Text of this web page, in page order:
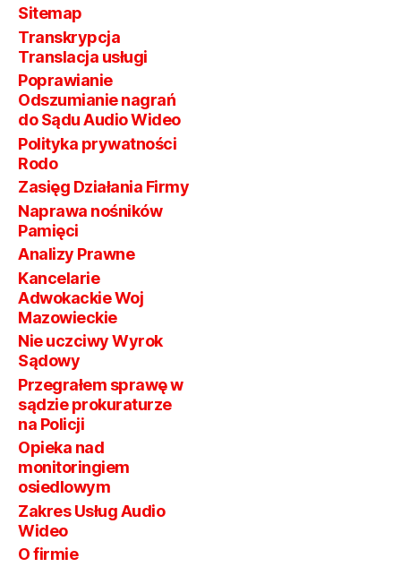
Sitemap
Transkrypcja
Translacja usługi
Poprawianie
Odszumianie nagrań
do Sądu Audio Wideo
Polityka prywatności
Rodo
Zasięg Działania Firmy
Naprawa nośników
Pamięci
Analizy Prawne
Kancelarie
Adwokackie Woj
Mazowieckie
Nie uczciwy Wyrok
Sądowy
Przegrałem sprawę w
sądzie prokuraturze
na Policji
Opieka nad
monitoringiem
osiedlowym
Zakres Usług Audio
Wideo
O firmie